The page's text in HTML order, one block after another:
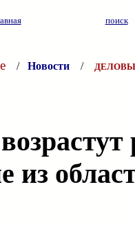
поиск
/ Новости /
из